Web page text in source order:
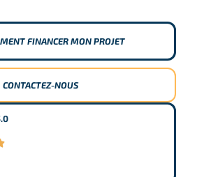
AUX VOLONTAIRES :
FINANCER MON PROJET
CONTACTEZ-NOUS